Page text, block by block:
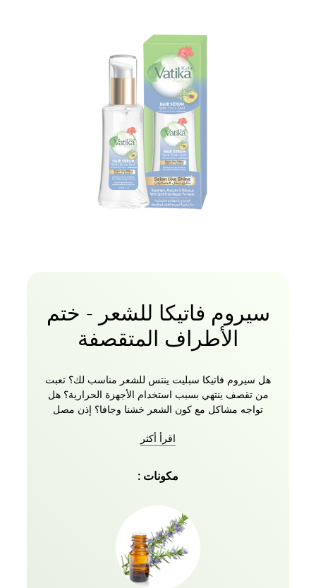
سيروم فاتيكا للشعر - ختم
الأطراف المتقصفة
هل سيروم فاتيكا سبليت ينتس للشعر مناسب لك؟ تعبت
من تقصف ينتهي بسبب استخدام الأجهزة الحرارية؟ هل
تواجه مشاكل مع كون الشعر خشنا وجافا؟ إذن مصل
على الفور لإصلاح الأطراف المتقصفة عن طريق طلاء جذع
الأخرى. إنه يشكل طبقة على كل خصلة شعر توفر
التكييف وتصلح الضرر على طول الطول بالكامل ، مما
والطبيعية وخفيفة الوزن الغنية بالمكونات الطبيعية مثل
إكليل الجبل تعمل على إصلاح الأطراف المتقصفة وجعل
الشعر أقوى ، مما يساعد على التخلص من الأطراف
المتقصفة غير الصحية بمرور الوقت. الكركديه يمنع تساقط
الشعر وتقصف الأطراف. جعل الشعر ناعما وسهل
اقرأ أكثر
مكونات :